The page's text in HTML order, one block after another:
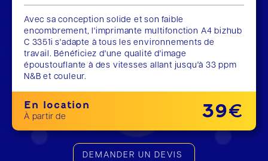
Avec sa conception solide et son faible
encombrement, l'imprimante multifonction A4 bizhub
C 3351i s'adapte à tous les environnements de
travail. Bénéficiez d'une qualité d'image
époustouflante à des vitesses allant jusqu'à 33 ppm
N&B et couleur.
En location
À partir de 39€
DEMANDER UN DEVIS